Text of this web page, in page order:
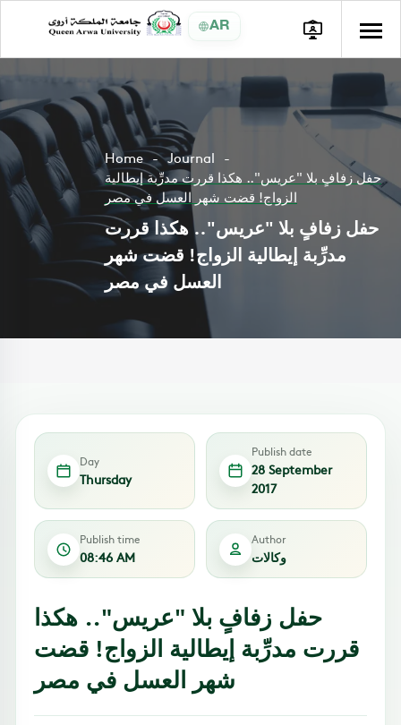
AR
Home
Journal
حفل زفافٍ بلا "عريس".. هكذا قررت مدرِّبة إيطالية
الزواج! قضت شهر العسل في مصر
حفل زفافٍ بلا "عريس".. هكذا قررت
مدرِّبة إيطالية الزواج! قضت شهر
العسل في مصر
Day
Thursday
Publish date
28 September
2017
Publish time
08:46 AM
Author
وكالات
حفل زفافٍ بلا "عريس".. هكذا
قررت مدرِّبة إيطالية الزواج! قضت
شهر العسل في مصر